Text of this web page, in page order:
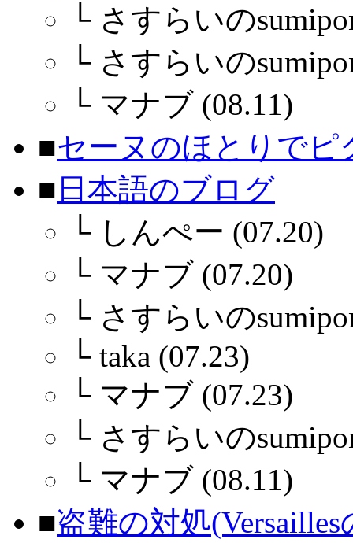
└ さすらいの
└ さすらいの
└ マナブ (08.11)
■セーヌのほとりでピ
■ 日本語のブログ
└ しんぺー (07.20)
└ マナブ (07.20)
└ さすらいの
└ taka (07.23)
└ マナブ (07.23)
└ さすらいの
└ マナブ (08.11)
■盗難の対処